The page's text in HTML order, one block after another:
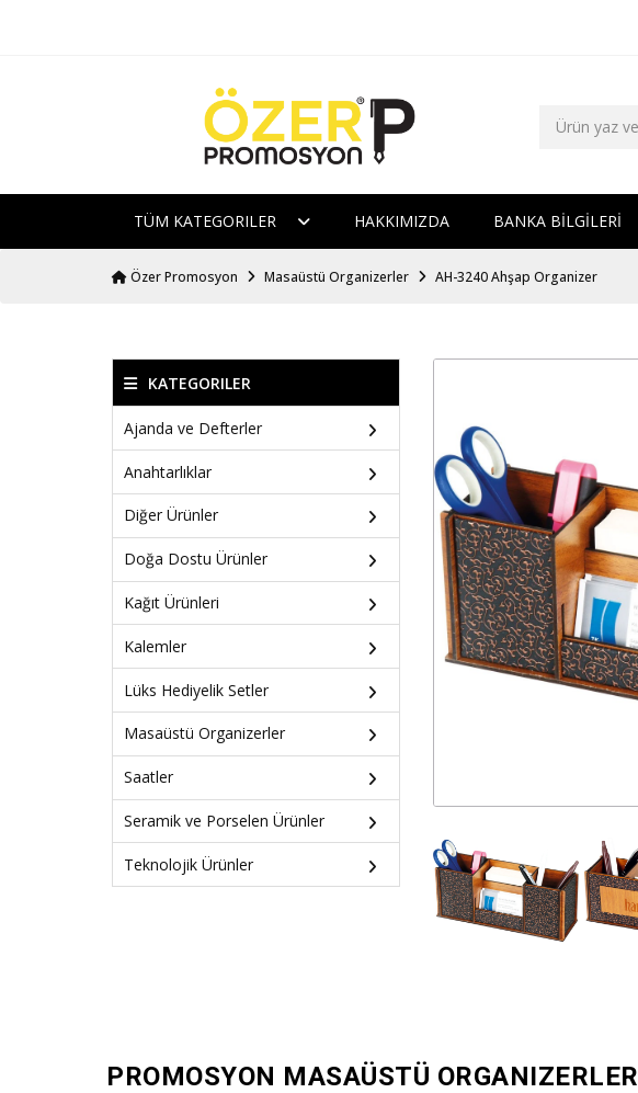
TÜM KATEGORILER HAKKIMIZDA BANKA BİLGİLERİ
Özer Promosyon Masaüstü Organizerler AH-3240 Ahşap Organizer
KATEGORILER
Ajanda ve Defterler
Anahtarlıklar
Diğer Ürünler
Doğa Dostu Ürünler
Kağıt Ürünleri
Kalemler
Lüks Hediyelik Setler
Masaüstü Organizerler
Saatler
Seramik ve Porselen Ürünler
Teknolojik Ürünler
PROMOSYON MASAÜSTÜ ORGANIZERLER